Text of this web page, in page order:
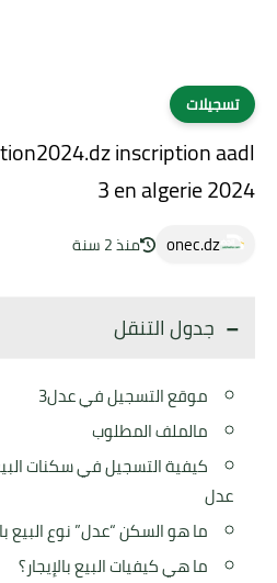
تسجيلات
inscription aadl
3 en algerie 2024
onec.dz منذ 2 سنة
جدول التنقل
موقع التسجيل في عدل3
مالملف المطلوب
كيفية التسجيل في سكنات
عدل
ما هو السكن “عدل” نوع البيع
ما هي كيفيات البيع بالإيجار؟